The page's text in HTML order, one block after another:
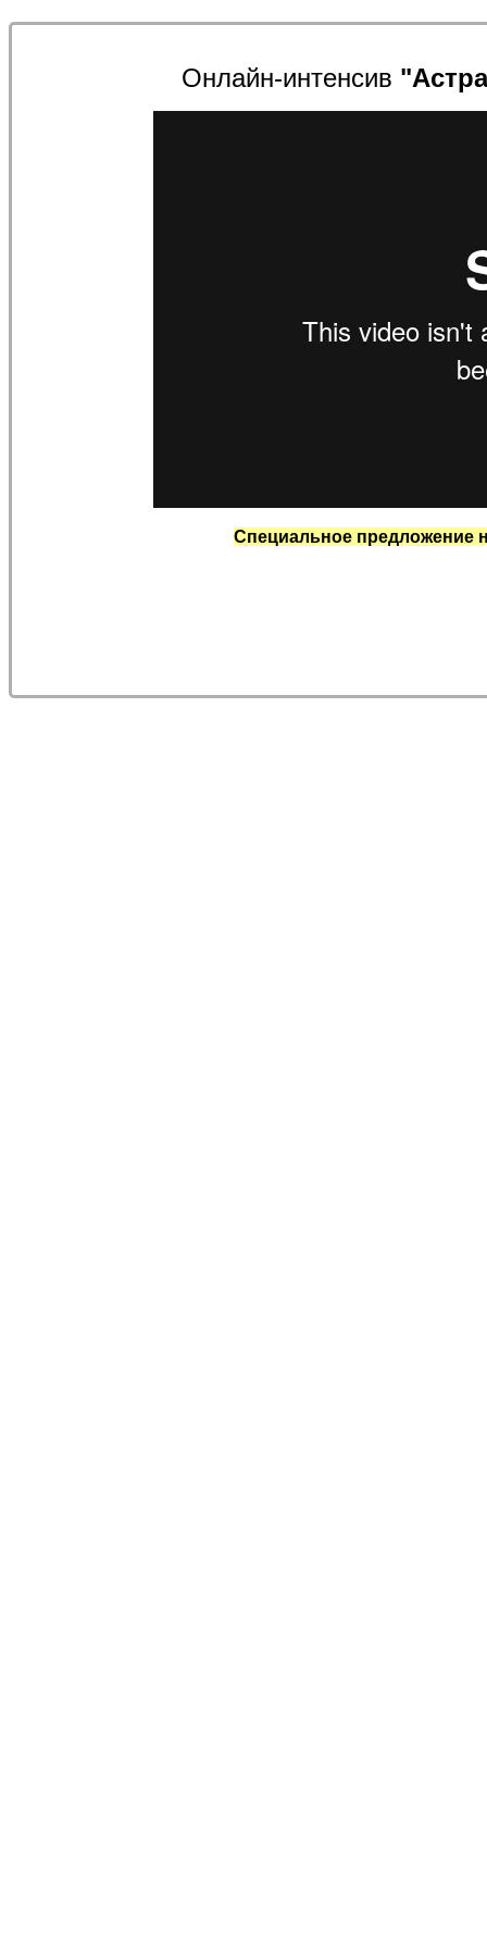
Онлайн-интенсив
Специальное предложение